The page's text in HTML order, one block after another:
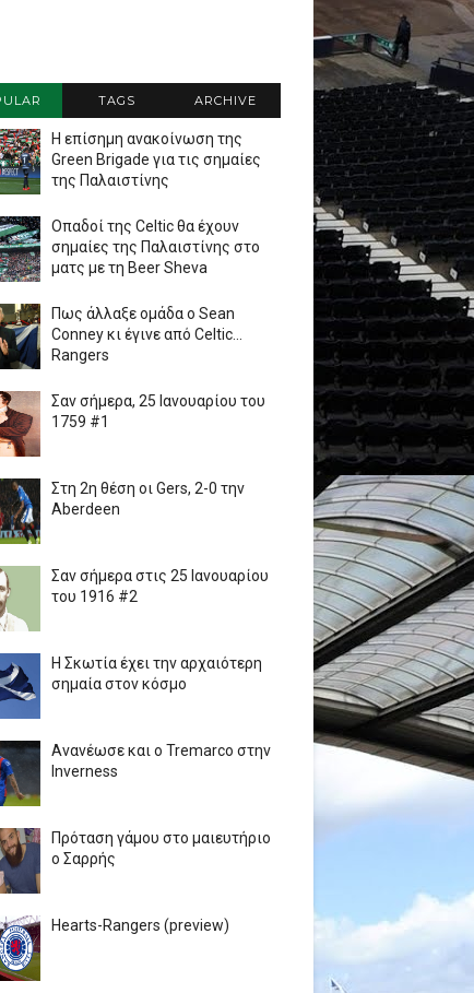
TAGS ARCHIVE
Η επίσημη ανακοίνωση της
Green Brigade για τις σημαίες
της Παλαιστίνης
Οπαδοί της Celtic θα έχουν
σημαίες της Παλαιστίνης στο
ματς με τη Beer Sheva
Πως άλλαξε ομάδα ο Sean
Conney κι έγινε από Celtic...
Rangers
Σαν σήμερα, 25 Ιανουαρίου του
1759 #1
Στη 2η θέση οι Gers, 2-0 την
Aberdeen
Σαν σήμερα στις 25 Ιανουαρίου
του 1916 #2
Η Σκωτία έχει την αρχαιότερη
σημαία στον κόσμο
Ανανέωσε και ο Tremarco στην
Inverness
Πρόταση γάμου στο μαιευτήριο
ο Σαρρής
Hearts-Rangers (preview)